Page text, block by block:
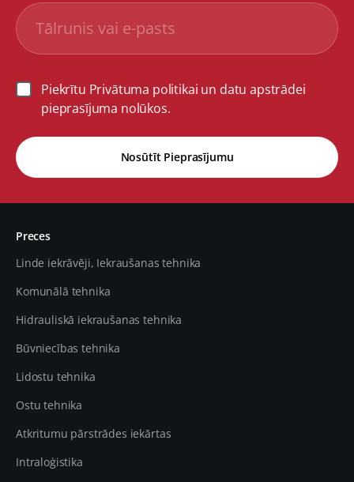
Piekrītu Privātuma politikai un datu apstrādei
pieprasījuma nolūkos.
Nosūtīt Pieprasījumu
Preces
Linde iekrāvēji, Iekraušanas tehnika
Komunālā tehnika
Hidrauliskā iekraušanas tehnika
Būvniecības tehnika
Lidostu tehnika
Ostu tehnika
Atkritumu pārstrādes iekārtas
Intraloģistika